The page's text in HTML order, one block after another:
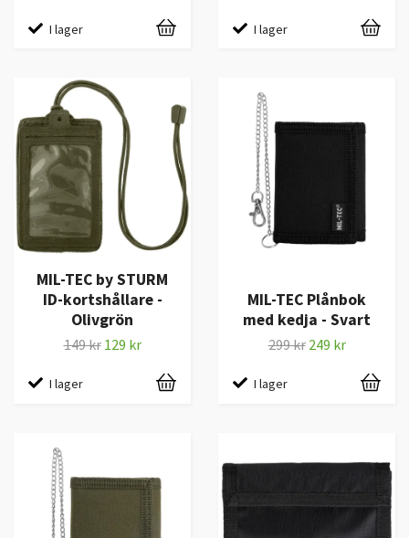
I lager I lager
MIL-TEC by STURM
ID-kortshållare -
Olivgrön
149 kr 129 kr
I lager
MIL-TEC Plånbok
med kedja - Svart
299 kr 249 kr
I lager